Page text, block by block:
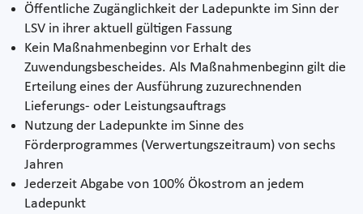
Öffentliche Zugänglichkeit der Ladepunkte im Sinn der
LSV in ihrer aktuell gültigen Fassung
Kein Maßnahmenbeginn vor Erhalt des
Zuwendungsbescheides. Als Maßnahmenbeginn gilt die
Erteilung eines der Ausführung zuzurechnenden
Lieferungs- oder Leistungsauftrags
Nutzung der Ladepunkte im Sinne des
Förderprogrammes (Verwertungszeitraum) von sechs
Jahren
Jederzeit Abgabe von 100% Ökostrom an jedem
Ladepunkt